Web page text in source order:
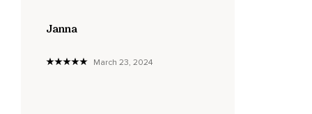
Es geht noch nicht mal darum,
Janna
March 23, 2024